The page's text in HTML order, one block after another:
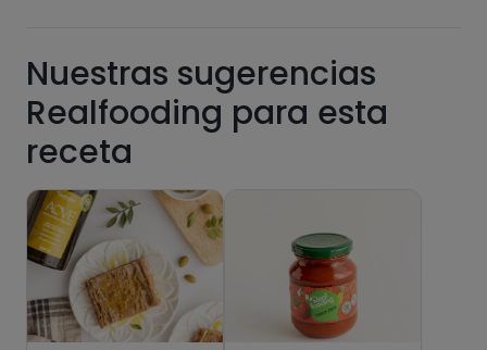
Nuestras sugerencias
Realfooding para esta
receta